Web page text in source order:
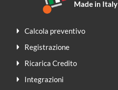
Made in Italy
Calcola preventivo
Registrazione
Ricarica Credito
Integrazioni